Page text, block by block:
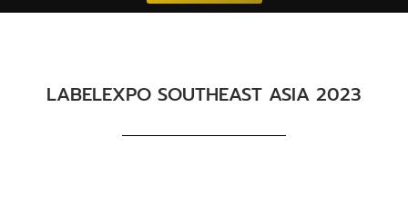
LABELEXPO SOUTHEAST ASIA 2023